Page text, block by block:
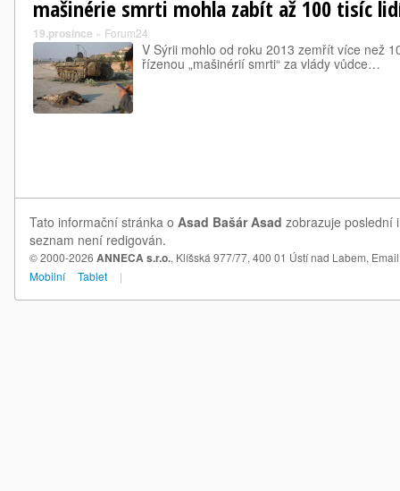
mašinérie smrti mohla zabít až 100 tisíc
19.prosince » Forum24
V Sýrii mohlo od roku 2013 zemřít více než
řízenou „mašinérií smrti“ za vlády vůdce…
Tato informační stránka o Asad Bašár Asad zobrazuje poslední
seznam není redigován.
© 2000-2026 ANNECA s.r.o., Klíšská 977/77, 400 01 Ústí nad Labem,
Mobilní
Tablet |